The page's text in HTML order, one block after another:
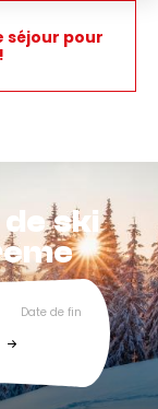
séjour pour
ski
Date de fin